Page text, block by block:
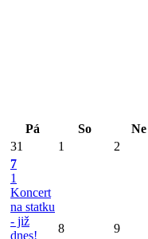
Pá So
Ne
31 1 2
7
1
Koncert
na statku
- již
dnes!
8 9